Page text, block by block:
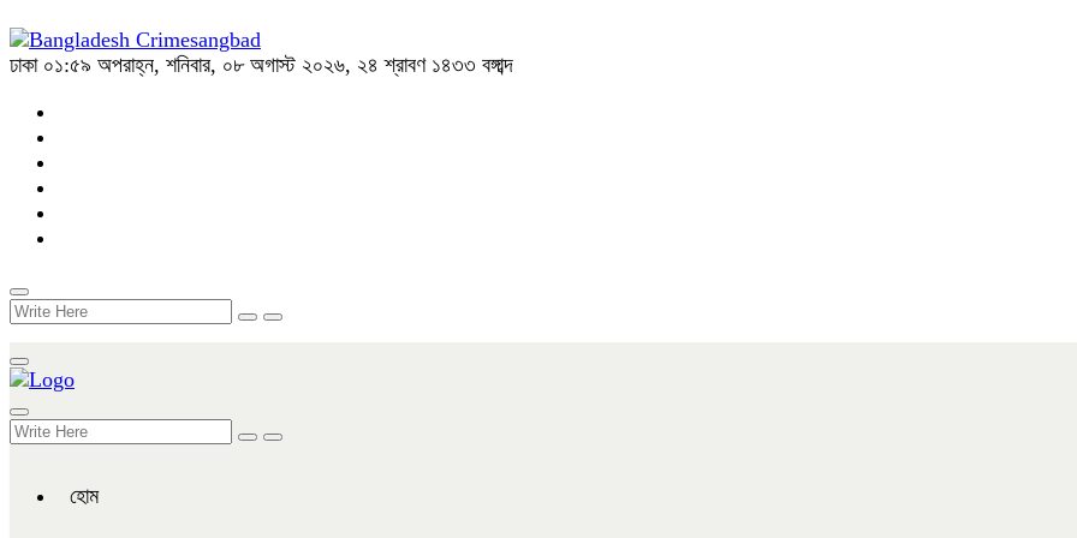
ঢাকা ০১:৫৯ অপরাহ্ন, শনিবার, ০৮ অগাস্ট ২০২৬, ২৪ শ্রাবণ ১৪৩৩ বঙ্গাব্দ
হোম